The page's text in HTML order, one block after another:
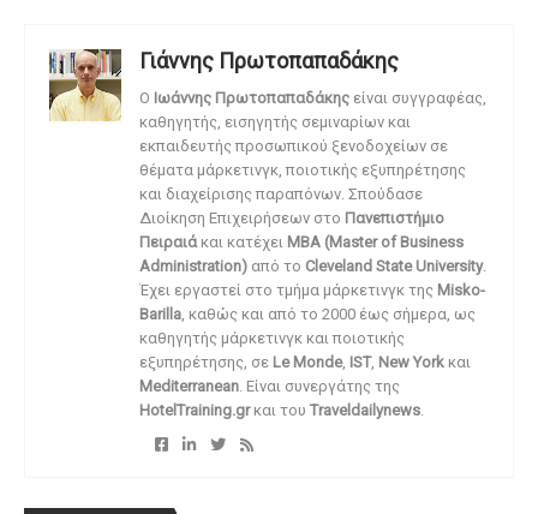
Γιάννης Πρωτοπαπαδάκης
O Ιωάννης Πρωτοπαπαδάκης είναι συγγραφέας,
καθηγητής, εισηγητής σεμιναρίων και
εκπαιδευτής προσωπικού ξενοδοχείων σε
θέματα μάρκετινγκ, ποιοτικής εξυπηρέτησης
και διαχείρισης παραπόνων. Σπούδασε
Διοίκηση Επιχειρήσεων στο Πανεπιστήμιο
Πειραιάκαι κατέχει MBA (Master of Business
Administration) από το Cleveland State University.
Έχει εργαστεί στο τμήμα μάρκετινγκ της Misko-
Barilla, καθώς και από το 2000 έως σήμερα, ως
καθηγητής μάρκετινγκ και ποιοτικής
εξυπηρέτησης, σε Le Monde, IST, New York και
Mediterranean. Είναι συνεργάτης της
HotelTraining.grκαι του Traveldailynews.